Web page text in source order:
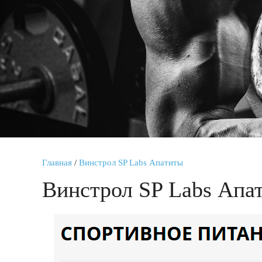
Главная / Винстрол SP Labs Апатиты
Винстрол SP Labs